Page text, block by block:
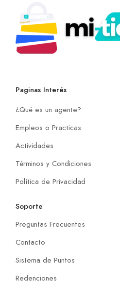
Paginas Interés
¿Qué es un agente?
Empleos o Practicas
Actividades
Términos y Condiciones
Política de Privacidad
Soporte
Preguntas Frecuentes
Contacto
Sistema de Puntos
Redenciones